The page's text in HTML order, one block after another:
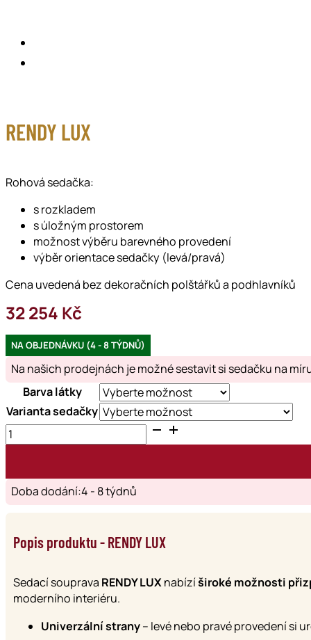
RENDY LUX
Rohová sedačka:
s rozkladem
s úložným prostorem
možnost výběru barevného provedení
výběr orientace sedačky (levá/pravá)
Cena uvedená bez dekoračních polštářků a podhlavníků
32 254 Kč
NA OBJEDNÁVKU (4 - 8 TÝDNŮ)
Na našich prodejnách je možné sestavit si sedačku na
Barva látky
Varianta sedačky
RENDY
LUX
Doba dodání:4 - 8 týdnů
Popis produktu - RENDY LUX
Sedací souprava RENDY LUXnabízíširoké možnosti
moderního interiéru.
Univerzální strany– levé nebo pravé provedení si